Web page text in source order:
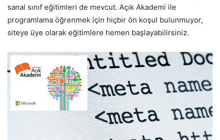
sanal sınıf eğitimleri de mevcut. Açık Akademi ile
programlama öğrenmek için hiçbir ön koşul bulunmuyor,
siteye üye olarak eğitimlere hemen başlayabilirsiniz.